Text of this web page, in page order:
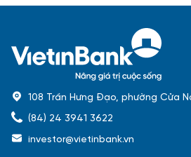
108 Trần Hưng Đạo, phường Cửa
(84) 24 3941 3622
investor@vietinbank.vn